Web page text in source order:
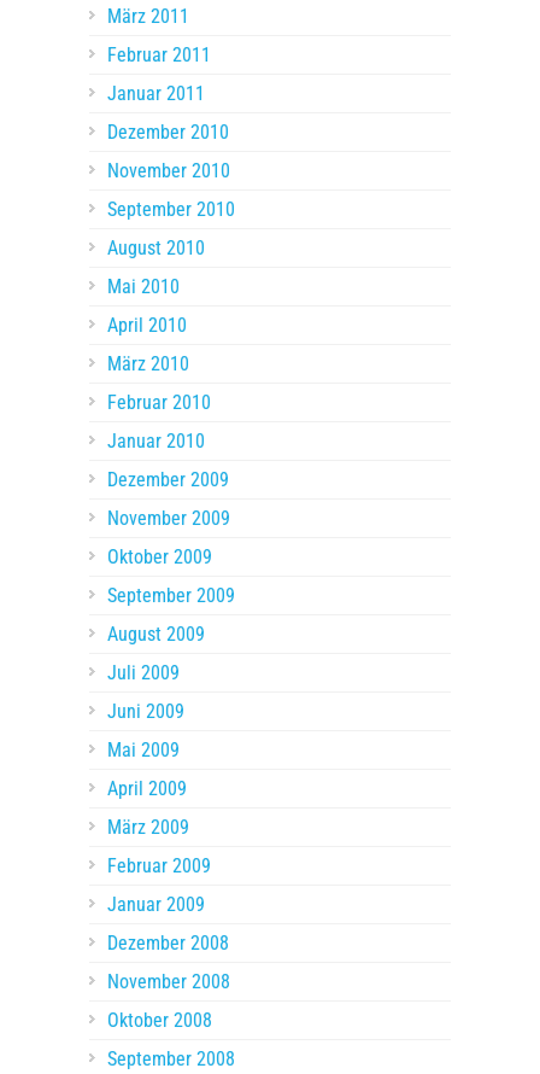
März 2011
Februar 2011
Januar 2011
Dezember 2010
November 2010
September 2010
August 2010
Mai 2010
April 2010
März 2010
Februar 2010
Januar 2010
Dezember 2009
November 2009
Oktober 2009
September 2009
August 2009
Juli 2009
Juni 2009
Mai 2009
April 2009
März 2009
Februar 2009
Januar 2009
Dezember 2008
November 2008
Oktober 2008
September 2008